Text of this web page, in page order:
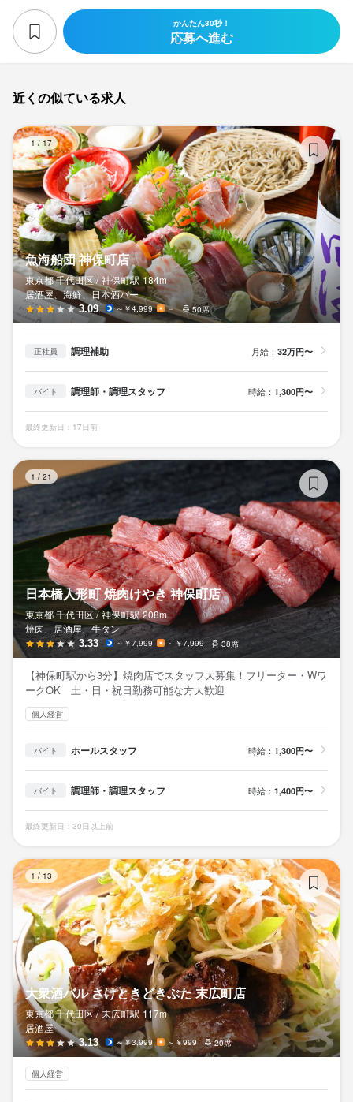
かんたん30秒！
応募へ進む
近くの似ている求人
1 / 17
魚海船団 神保町店
東京都 千代田区 / 神保町駅 184m
居酒屋、海鮮、日本酒バー
3.09 ～￥4,999 － 50席
正社員 調理補助 月給： 32万円〜
バイト 調理師・調理スタッフ 時給： 1,300円〜
最終更新日：17日前
1 / 21
日本橋人形町 焼肉けやき 神保町店
東京都 千代田区 / 神保町駅 208m
焼肉、居酒屋、牛タン
3.33 ～￥7,999 ～￥7,999 38席
【神保町駅から3分】焼肉店でスタッフ大募集！フリーター・Wワ
ークOK 土・日・祝日勤務可能な方大歓迎
個人経営
バイト ホールスタッフ 時給： 1,300円〜
バイト 調理師・調理スタッフ 時給： 1,400円〜
最終更新日：30日以上前
1 / 13
大衆酒バル さけときどきぶた 末広町店
東京都 千代田区 / 末広町駅 117m
居酒屋
3.13 ～￥3,999 ～￥999 20席
個人経営